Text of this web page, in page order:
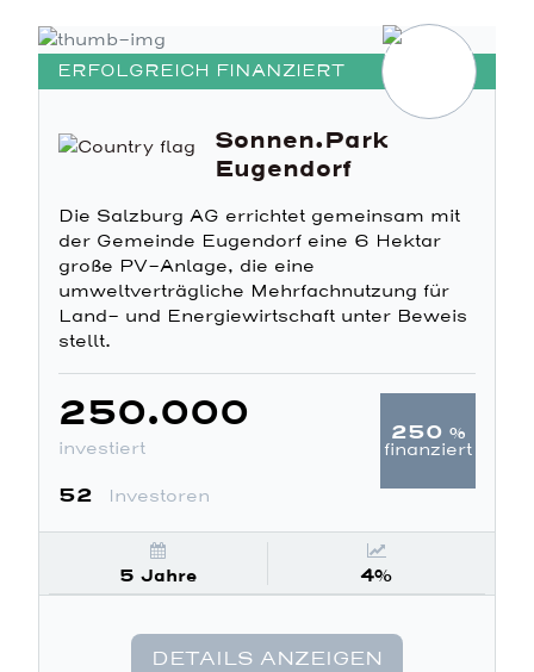
ERFOLGREICH FINANZIERT
Sonnen.Park
Eugendorf
Die Salzburg AG errichtet gemeinsam mit
der Gemeinde Eugendorf eine 6 Hektar
große PV-Anlage, die eine
umweltverträgliche Mehrfachnutzung für
Land- und Energiewirtschaft unter Beweis
stellt.
250.000
investiert
52 Investoren
250 %
finanziert
5 Jahre 4%
DETAILS ANZEIGEN